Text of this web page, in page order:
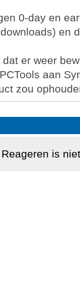
0-day en
en
er weer
aan
zou
Reageren is